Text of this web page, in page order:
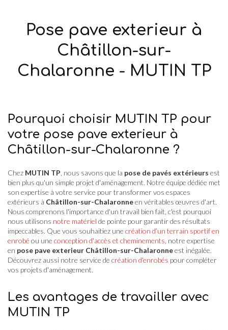
Pose pave exterieur à
Châtillon-sur-
Chalaronne - MUTIN TP
Pourquoi choisir MUTIN TP pour
votre pose pave exterieur à
Châtillon-sur-Chalaronne ?
Chez MUTIN TP , nous savons que la pose de pavés extérieurs est
bien plus qu'un simple projet d'aménagement. Notre équipe dédiée met
son expertise à votre service pour transformer vos espaces
extérieurs à Châtillon-sur-Chalaronneen véritables œuvres d'art.
Nous comprenons l'importance d'un travail bien fait, c'est pourquoi
nous utilisons notre matériel de pointe pour garantir des résultats
impeccables. Que vous souhaitiez une création d’un terrain sportif en
enrobé ou une conception d'accès et cheminements , notre expertise
en pose pave exterieur Châtillon-sur-Chalaronneest inégalée.
Découvrez aussi notre service de création d'enrobés pour compléter
vos projets d'aménagement.
Les avantages de travailler avec
MUTIN TP